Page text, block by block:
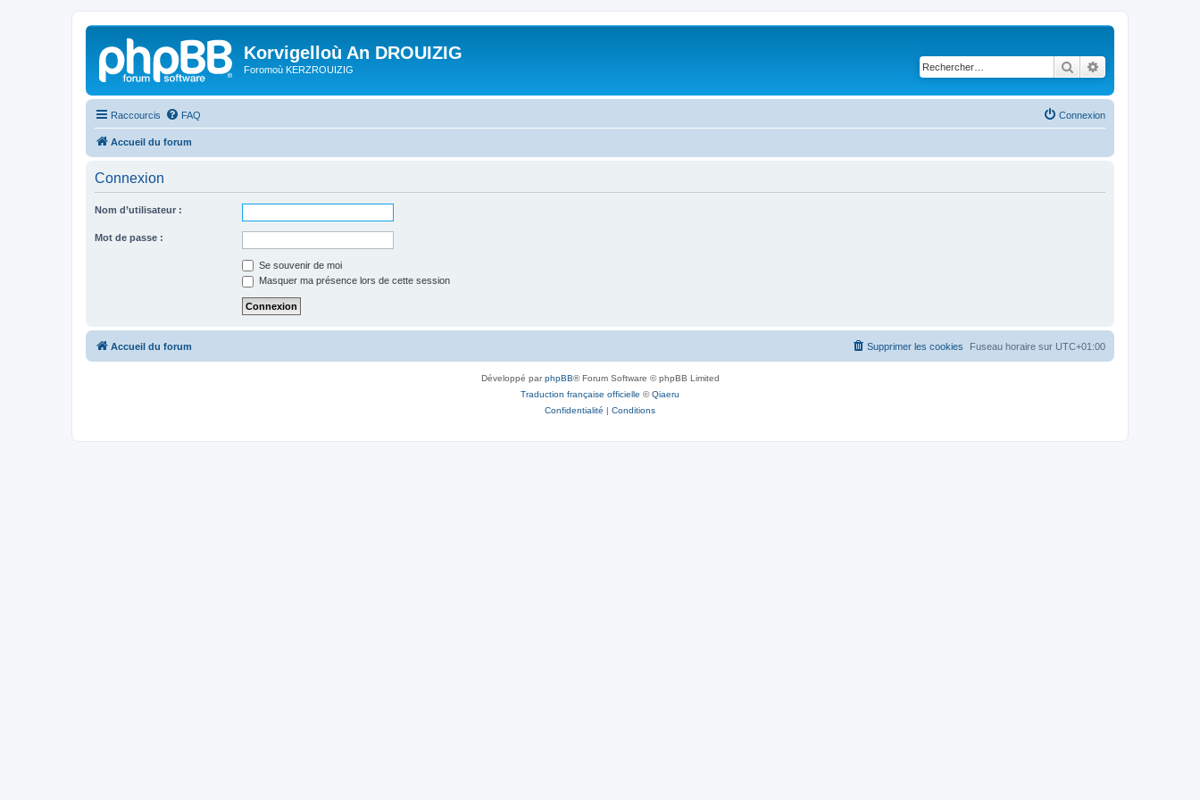
Korvigelloù An DROUIZIG
Foromoù KERZROUIZIG Rechercher
Raccourcis FAQ Connexion
Accueil du forum
Connexion
Nom d’utilisateur :
Mot de passe :
Se souvenir de moi
Masquer ma présence lors de cette session
Accueil du forum Fuseau horaire sur UTC+01:00
Supprimer les cookies
Développé parphpBB® Forum Software © phpBB Limited
Traduction française officielle ©Qiaeru
Confidentialité | Conditions